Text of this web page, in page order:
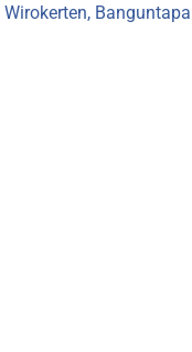
Wirokerten,